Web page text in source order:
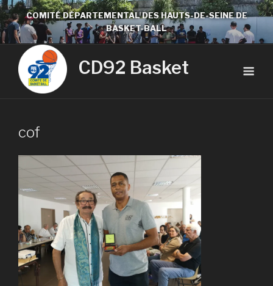
COMITÉ DÉPARTEMENTAL DES HAUTS-DE-SEINE DE
BASKET-BALL
CD92 Basket
cof